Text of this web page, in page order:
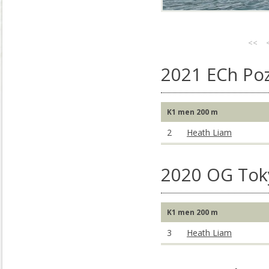
<<
2021 ECh
K1 men 200 m
2 Heath Liam
2020 OG
K1 men 200 m
3 Heath Liam